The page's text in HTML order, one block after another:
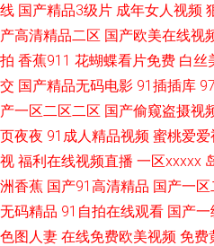
久精品L 无码人妻六区 美女sese 论理
久7 三级久久片久久草 国产不卡毛片
操逼视频一区 超碰无马人妻 午夜私人
洲国产天天综合 传媒A级视频 三级网
线 国产精品3级片 成年女人视频
产高清精品二区 国产欧美在线视
拍 香蕉911 花蝴蝶看片免费 白丝
交 国产精品无码电影 91插插库
产一区二区二区 国产偷窥盗摄视
页夜夜 91成人精品视频 蜜桃爱爱
视 福利在线视频直播 一区xxxxx
洲香蕉 国产91高清精品 国产一
无码精品 91自拍在线观看 国产
色图人妻 在线免费欧美视频 免费